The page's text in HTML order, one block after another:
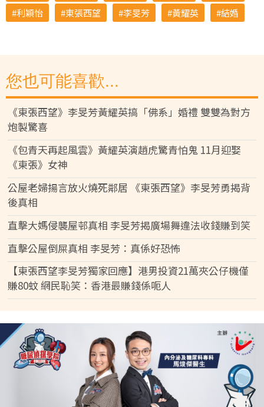
利穎怡
東張西望 李旻芳 黃耀英 結婚
您也可能喜歡...
《東張西望》李旻芳黃耀英搞「佛系」婚禮 雙雙為對方
炮製驚喜
《包青天再起風雲》黃耀英演趙虎驚青怕鬼 11月迎娶
《東張》女神
公屋老婦揚言放火燒死鄰居 《東張西望》李旻芳勇揭背
後真相
直擊大媽侵襲屋邨真相 李旻芳揭廣場舞違法收錢賺到笑
直擊公屋倒屎真相 李旻芳：真係好恐怖
【東張西望李旻芳獨家回應】港男投資21萬夾公仔機僅
賺80蚊 網民恥笑：香港最賺錢係呃人